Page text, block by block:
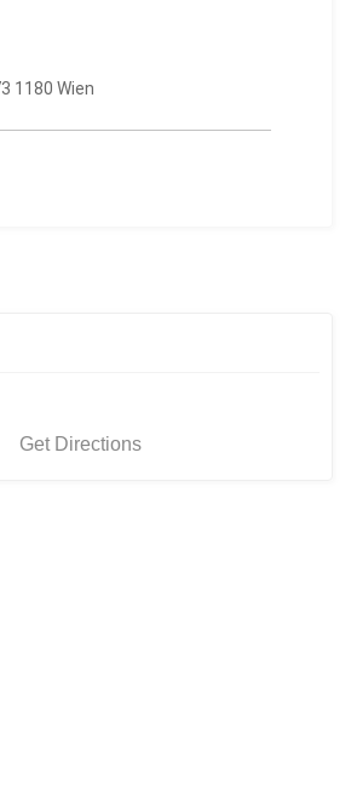
1180 Wien
Get Directions